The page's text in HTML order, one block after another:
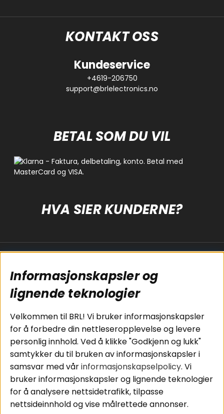
KONTAKT OSS
Kundeservice
+4619-206750
support@brlelectronics.no
BETAL SOM DU VIL
HVA SIER KUNDERNE?
Koblingsguide for
subwoofers
Tilkobling av
bilforsterker
Koblingsguide for
midbasser
Butikker
Våre ambassadører
- Team BRL
Cookies
Kjøpsvilkår
Personvernpolicy
Service / Garanti /
Retur
Informasjonskapsler og
lignende teknologier
Velkommen til BRL! Vi bruker informasjonskapsler
for å forbedre din nettleseropplevelse og levere
personlig innhold. Ved å klikke "Godkjenn og lukk"
samtykker du til bruken av informasjonskapsler i
samsvar med vårinformasjonskapselpolicy. Vi
bruker informasjonskapsler og lignende teknologier
for å analysere nettsidetrafikk, tilpasse
nettsideinnhold og vise målrettede annonser.